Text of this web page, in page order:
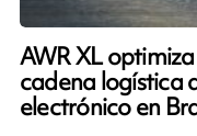
AWR XL
cadena logística
electrónico en